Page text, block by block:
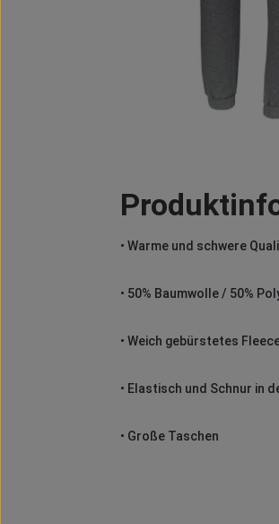
• Warme und schwere
• 50% Baumwolle / 50%
• Weich gebürstetes
• Elastisch und Schnur in
• Große Taschen